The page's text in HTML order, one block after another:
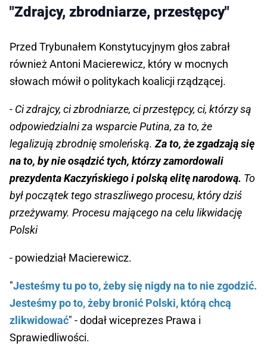
"Zdrajcy, zbrodniarze, przestępcy"
Przed Trybunałem Konstytucyjnym głos zabrał
również Antoni Macierewicz, który w mocnych
słowach mówił o politykach koalicji rządzącej.
- Ci zdrajcy, ci zbrodniarze, ci przestępcy, ci, którzy są
odpowiedzialni za wsparcie Putina, za to, że
legalizują zbrodnię smoleńską. Za to, że zgadzają się
na to, by nie osądzić tych, którzy zamordowali
prezydenta Kaczyńskiego i polską elitę narodową. To
był początek tego straszliwego procesu, który dziś
przeżywamy. Procesu mającego na celu likwidację
Polski
- powiedział Macierewicz.
"Jesteśmy tu po to, żeby się nigdy na to nie zgodzić.
Jesteśmy po to, żeby bronić Polski, którą chcą
zlikwidować" - dodał wiceprezes Prawa i
Sprawiedliwości.